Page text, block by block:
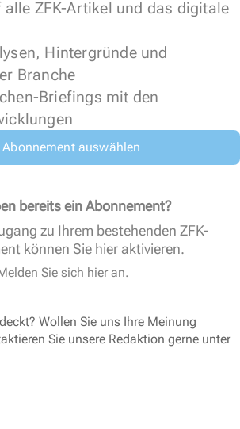
ZFK-Artikel und das digitale
Hintergründe und
Branche
Briefings mit den
Abonnement auswählen
bereits ein Abonnement?
zu Ihrem bestehenden ZFK-
können Sie hier aktivieren.
Sie sich hier an.
Wollen Sie uns Ihre Meinung
Sie unsere Redaktion gerne unter